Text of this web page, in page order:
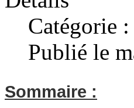
Catégorie :
Publié le
Sommaire :